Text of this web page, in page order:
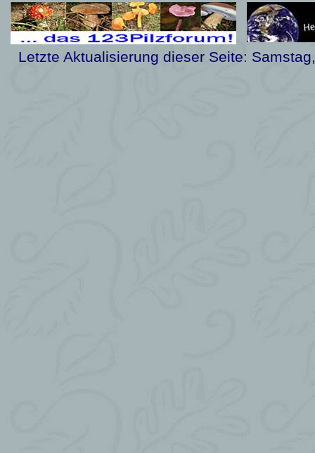
Letzte Aktualisierung dieser Seite: